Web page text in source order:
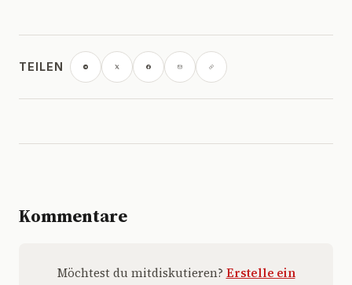
TEILEN
Kommentare
Möchtest du mitdiskutieren? Erstelle ein